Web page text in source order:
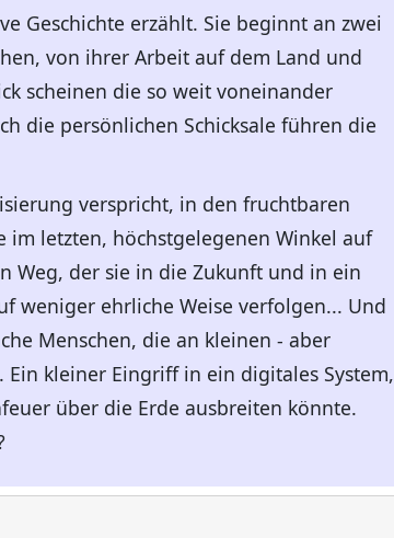
Geschichte erzählt. Sie beginnt an zwei
von ihrer Arbeit auf dem Land und
scheinen die so weit voneinander
die persönlichen Schicksale führen die
verspricht, in den fruchtbaren
letzten, höchstgelegenen Winkel auf
Weg, der sie in die Zukunft und in ein
weniger ehrliche Weise verfolgen... Und
Menschen, die an kleinen - aber
kleiner Eingriff in ein digitales System,
über die Erde ausbreiten könnte.